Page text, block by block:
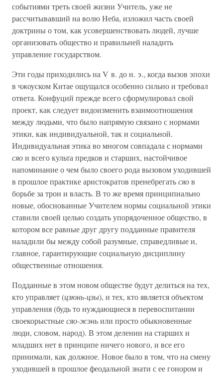
событиями треть своей жизни Учитель, уже не
рассчитывавший на волю Неба, изложил часть своей
доктрины о том, как усовершенствовать людей, лучше
организовать общество и правильней наладить
управление государством.
Эти годы приходились на V в. до н. э., когда вызов эпохи
в чжоуском Китае ощущался особенно сильно и требовал
ответа. Конфуций прежде всего сформулировал свой
проект, как следует видоизменить взаимоотношения
между людьми, что было напрямую связано с нормами
этики, как индивидуальной, так и социальной.
Индивидуальная этика во многом совпадала с нормами
сяои всего культа предков и старших, настойчивое
напоминание о чем было своего рода вызовом уходившей
в прошлое практике аристократов пренебрегатьсяов
борьбе за трон и власть. В то же время принципиально
новые, обоснованные Учителем нормы социальной этики
ставили своей целью создать упорядоченное общество, в
котором все равные друг другу подданные правителя
наладили бы между собой разумные, справедливые и,
главное, гарантирующие социальную дисциплину
общественные отношения.
Подданные в этом новом обществе будут делиться на тех,
кто управляет (цзюнь-цзы), и тех, кто является объектом
управления (будь то нуждающиеся в перевоспитании
своекорыстныесяо-жэньили просто обыкновенные
люди, словом, народ). В этом делении на старших и
младших нет в принципе ничего нового, и все его
принимали, как должное. Новое было в том, что на смену
уходившей в прошлое феодальной знати с ее гонором и